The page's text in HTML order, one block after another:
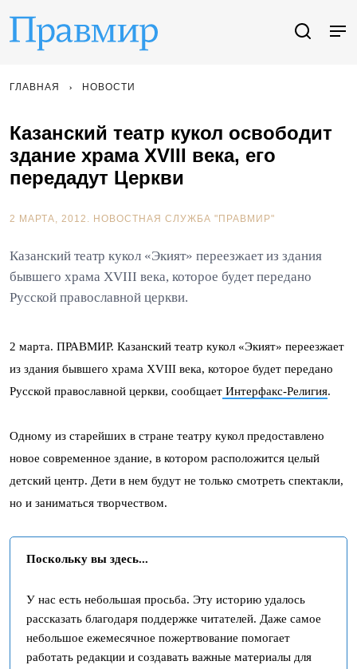
ГЛАВНАЯ НОВОСТИ
Казанский театр кукол освободит
здание храма XVIII века, его
передадут Церкви
2 МАРТА, 2012. НОВОСТНАЯ СЛУЖБА "ПРАВМИР"
Казанский театр кукол «Экият» переезжает из здания
бывшего храма XVIII века, которое будет передано
Русской православной церкви.
2 марта. ПРАВМИР. Казанский театр кукол «Экият» переезжает
из здания бывшего храма XVIII века, которое будет передано
Русской православной церкви, сообщает Интерфакс-Религия.
Одному из старейших в стране театру кукол предоставлено
новое современное здание, в котором расположится целый
детский центр. Дети в нем будут не только смотреть спектакли,
но и заниматься творчеством.
Поскольку вы здесь...
У нас есть небольшая просьба. Эту историю удалось
рассказать благодаря поддержке читателей. Даже самое
небольшое ежемесячное пожертвование помогает
работать редакции и создавать важные материалы для